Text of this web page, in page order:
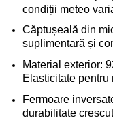
condiții meteo
Căptușeală din
suplimentară și
Material exterior:
Elasticitate pentru
Fermoare
durabilitate